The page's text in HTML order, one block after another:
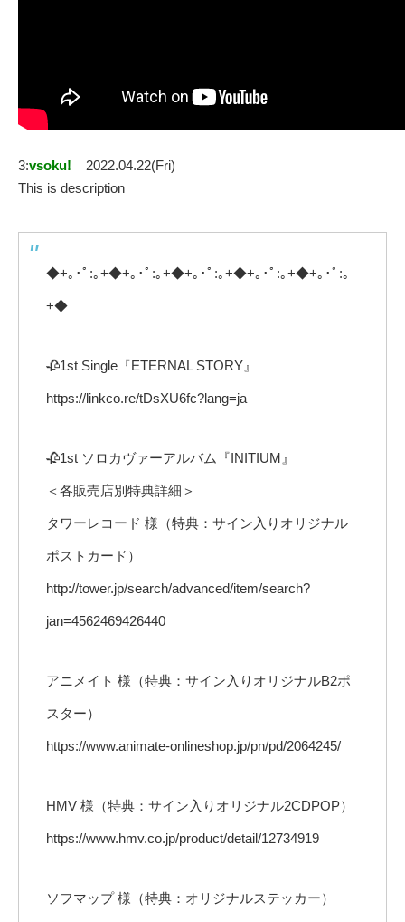
3:vsoku!
2022.04.22(Fri)
This is description
◆+｡･ﾟ:｡+◆+｡･ﾟ:｡+◆+｡･ﾟ:｡+◆+｡･ﾟ:｡+◆+｡･ﾟ:｡
+◆
🥀1st Single『ETERNAL STORY』
https://linkco.re/tDsXU6fc?lang=ja
🥀1st ソロカヴァーアルバム『INITIUM』
＜各販売店別特典詳細＞
タワーレコード 様（特典：サイン入りオリジナル
ポストカード）
http://tower.jp/search/advanced/item/search?
jan=4562469426440
アニメイト 様（特典：サイン入りオリジナルB2ポ
スター）
https://www.animate-onlineshop.jp/pn/pd/2064245/
HMV 様（特典：サイン入りオリジナル2CDPOP）
https://www.hmv.co.jp/product/detail/12734919
ソフマップ 様（特典：オリジナルステッカー）